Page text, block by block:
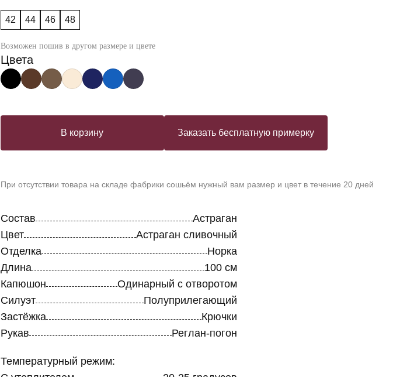
42 44 46 48
Возможен пошив в другом размере и цвете
Цвета
В корзину Заказать бесплатную примерку
При отсутствии товара на складе фабрики сошьём нужный вам размер и цвет в течение 20 дней
Состав
Астраган
Цвет
Астраган сливочный
Отделка
Норка
Длина
100 см
Капюшон
Одинарный с отворотом
Силуэт
Полуприлегающий
Застёжка
Крючки
Рукав
Реглан-погон
Температурный режим: